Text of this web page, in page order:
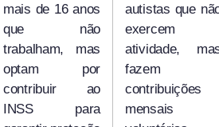
mais de 16 anos
que não
trabalham, mas
optam por
contribuir ao
INSS para
autistas que
exercem
atividade,
fazem
contribuições
mensais